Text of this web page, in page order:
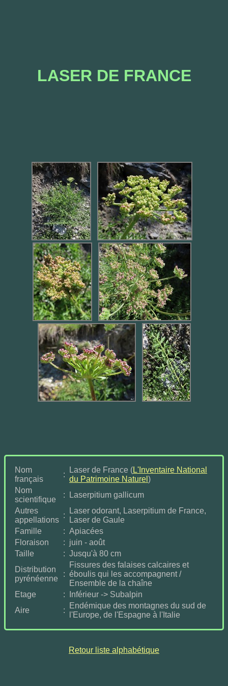
LASER DE FRANCE
Nom
français
:
Laser de France (L'Inventaire National
du Patrimoine Naturel )
Nom
scientifique
:
Laserpitium gallicum
Autres
appellations
:
Laser odorant, Laserpitium de France,
Laser de Gaule
Famille
: Apiacées
Floraison
: juin - août
Taille
: Jusqu'à 80 cm
Distribution
pyrénéenne
:
Fissures des falaises calcaires et
éboulis qui les accompagnent /
Ensemble de la chaîne
Etage
:
Inférieur -> Subalpin
Aire
:
Endémique des montagnes du sud de
l'Europe, de l'Espagne à l'Italie
Retour liste alphabétique